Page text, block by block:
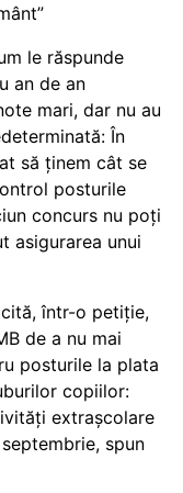
le răspunde
an de an
mari, dar nu au
În
să ținem cât se
posturile
concurs nu poți
asigurarea unui
într-o petiție,
de a nu mai
posturile la plata
copiilor:
extrașcolare
spun